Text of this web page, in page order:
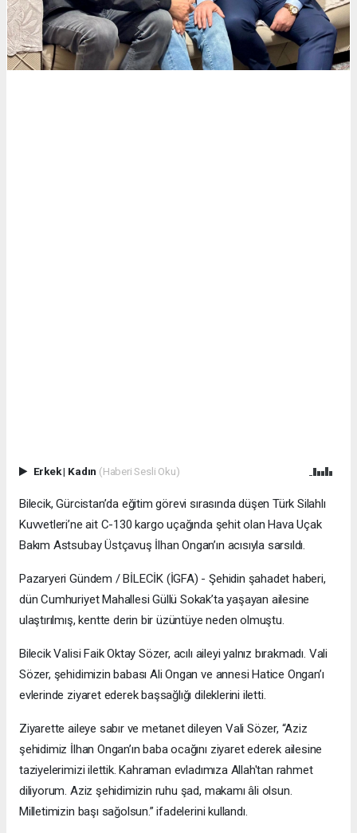
Erkek| Kadın (Haberi Sesli Oku)
Bilecik, Gürcistan’da eğitim görevi sırasında düşen Türk Silahlı
Kuvvetleri’ne ait C-130 kargo uçağında şehit olan Hava Uçak
Bakım Astsubay Üstçavuş İlhan Ongan’ın acısıyla sarsıldı.
Pazaryeri Gündem / BİLECİK (İGFA) - Şehidin şahadet haberi,
dün Cumhuriyet Mahallesi Güllü Sokak’ta yaşayan ailesine
ulaştırılmış, kentte derin bir üzüntüye neden olmuştu.
Bilecik Valisi Faik Oktay Sözer, acılı aileyi yalnız bırakmadı. Vali
Sözer, şehidimizin babası Ali Ongan ve annesi Hatice Ongan’ı
evlerinde ziyaret ederek başsağlığı dileklerini iletti.
Ziyarette aileye sabır ve metanet dileyen Vali Sözer, “Aziz
şehidimiz İlhan Ongan’ın baba ocağını ziyaret ederek ailesine
taziyelerimizi ilettik. Kahraman evladımıza Allah'tan rahmet
diliyorum. Aziz şehidimizin ruhu şad, makamı âli olsun.
Milletimizin başı sağolsun.” ifadelerini kullandı.